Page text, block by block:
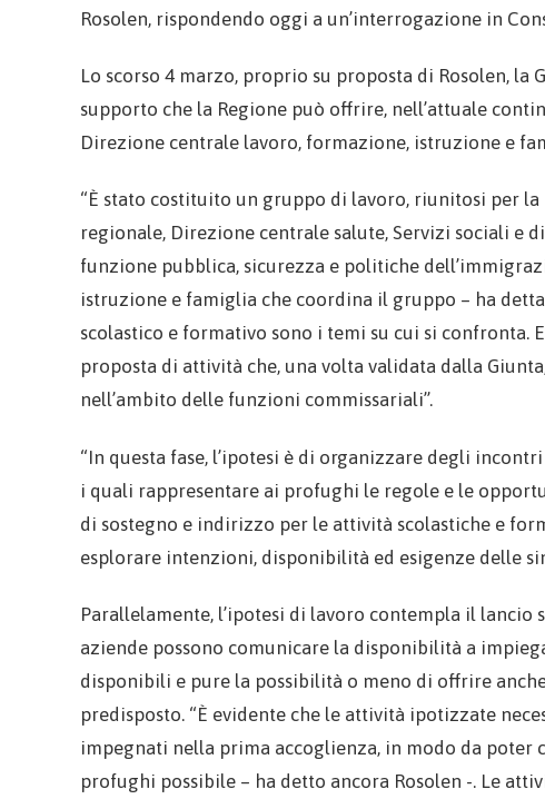
Rosolen, rispondendo oggi a un’interrogazione in
Lo scorso 4 marzo, proprio su proposta di Rosolen,
supporto che la Regione può offrire, nell’attuale
Direzione centrale lavoro, formazione, istruzione e
“È stato costituito un gruppo di lavoro, riunitosi per
regionale, Direzione centrale salute, Servizi sociali e
funzione pubblica, sicurezza e politiche
istruzione e famiglia che coordina il gruppo – ha
scolastico e formativo sono i temi su cui si
proposta di attività che, una volta validata dalla
nell’ambito delle funzioni commissariali”.
“In questa fase, l’ipotesi è di organizzare degli
i quali rappresentare ai profughi le regole e le
di sostegno e indirizzo per le attività scolastiche e
esplorare intenzioni, disponibilità ed esigenze delle
Parallelamente, l’ipotesi di lavoro contempla il
aziende possono comunicare la disponibilità a
disponibili e pure la possibilità o meno di offrire
predisposto. “È evidente che le attività ipotizzate
impegnati nella prima accoglienza, in modo da
profughi possibile – ha detto ancora Rosolen -. Le